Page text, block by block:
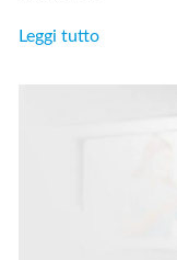
Leggi tutto